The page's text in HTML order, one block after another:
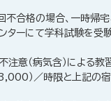
合格の場合、一時帰宅
ターにて学科試験を受験
注意（病気含）による教
）／時限と上記の